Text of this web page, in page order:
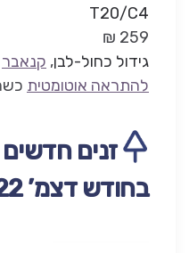
T20/C4
259 ₪
גידול כחול-לבן, קנאבר
להתראה אוטומטית
זנים
בחודש דצמ’ 22